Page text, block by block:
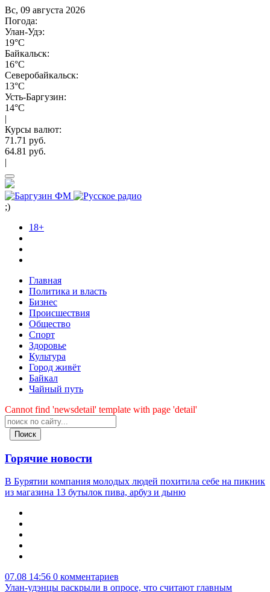
Вс, 09 августа 2026
Погода:
Улан-Удэ:
19°C
Байкальск:
16°C
Северобайкальск:
13°C
Усть-Баргузин:
14°C
|
Курсы валют:
71.71 руб.
64.81 руб.
|
;)
18+
Главная
Политика и власть
Бизнес
Происшествия
Общество
Cпорт
Здоровье
Культура
Город живёт
Байкал
Чайный путь
Cannot find 'newsdetail' template with page 'detail'
Поиск
Горячие новости
В Бурятии компания молодых людей похитила себе на пикник
из магазина 13 бутылок пива, арбуз и дыню
07.08 14:56 0 комментариев
Улан-удэнцы раскрыли в опросе, что считают главным